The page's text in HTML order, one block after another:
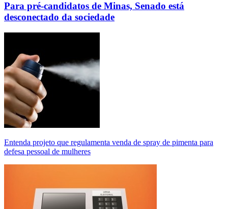
Para pré-candidatos de Minas, Senado está
desconectado da sociedade
Entenda projeto que regulamenta venda de spray de pimenta para
defesa pessoal de mulheres